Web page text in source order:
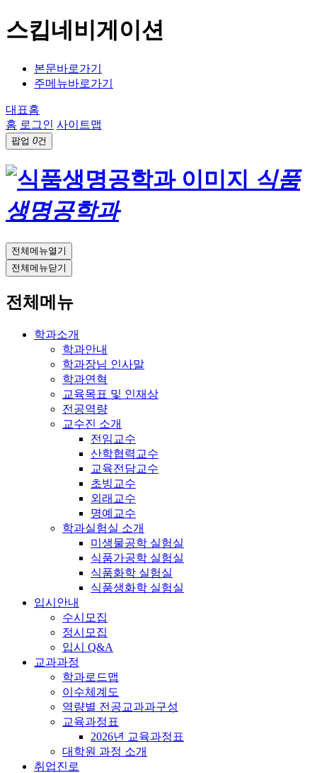
스킵네비게이션
본문바로가기
주메뉴바로가기
대표홈
홈 로그인 사이트맵
팝업 0건
식품
생명공학과
전체메뉴열기
전체메뉴닫기
전체메뉴
학과소개
학과안내
학과장님 인사말
학과연혁
교육목표 및 인재상
전공역량
교수진 소개
전임교수
산학협력교수
교육전담교수
초빙교수
외래교수
명예교수
학과실험실 소개
미생물공학 실험실
식품가공학 실험실
식품화학 실험실
식품생화학 실험실
입시안내
수시모집
정시모집
입시 Q&A
교과과정
학과로드맵
이수체계도
역량별 전공교과과구성
교육과정표
2026년 교육과정표
대학원 과정 소개
취업진로